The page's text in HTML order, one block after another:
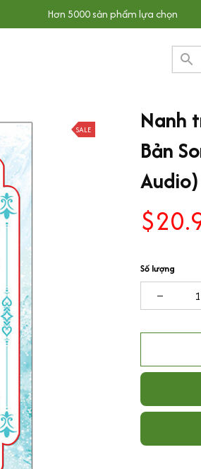
Hơn 5000 sản phẩm lựa chọn
SALE
Nanh
Bản
Audio)
Số lượng